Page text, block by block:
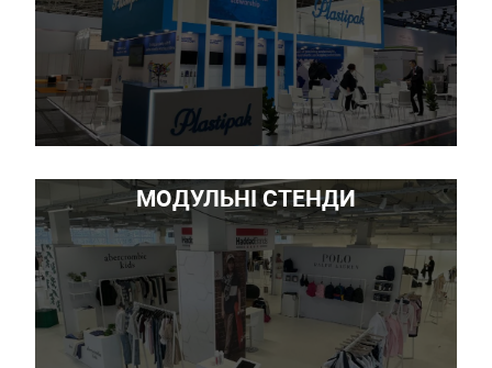
МОДУЛЬНІ СТЕНДИ